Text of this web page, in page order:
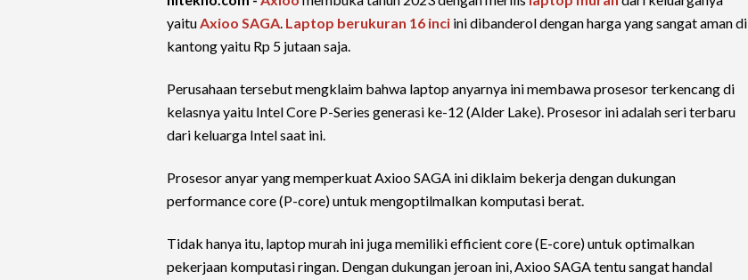
yaituAxioo SAGA. Laptop berukuran 16 inci ini dibanderol dengan harga yang sangat aman di
kantong yaitu Rp 5 jutaan saja.
Perusahaan tersebut mengklaim bahwa laptop anyarnya ini membawa prosesor terkencang di
kelasnya yaitu Intel Core P-Series generasi ke-12 (Alder Lake). Prosesor ini adalah seri terbaru
dari keluarga Intel saat ini.
Prosesor anyar yang memperkuat Axioo SAGA ini diklaim bekerja dengan dukungan
performance core (P-core) untuk mengoptilmalkan komputasi berat.
Tidak hanya itu, laptop murah ini juga memiliki efficient core (E-core) untuk optimalkan
pekerjaan komputasi ringan. Dengan dukungan jeroan ini, Axioo SAGA tentu sangat handal